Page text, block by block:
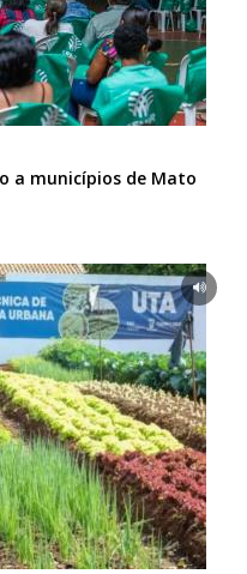
a municípios de Mato